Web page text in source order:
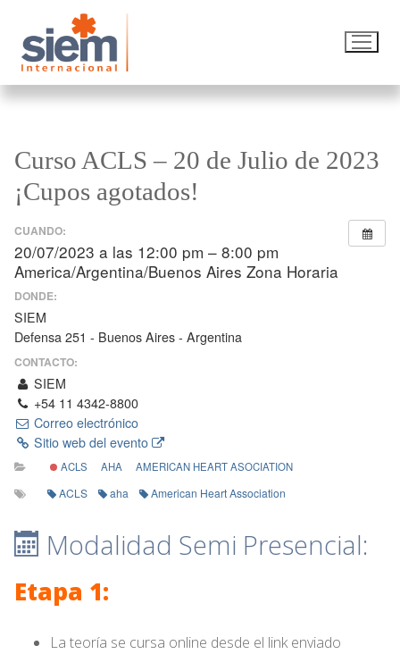
Curso ACLS – 20 de Julio de 2023
¡Cupos agotados!
CUANDO:
20/07/2023 a las 12:00 pm – 8:00 pm
America/Argentina/Buenos Aires Zona Horaria
DONDE:
SIEM
Defensa 251 - Buenos Aires - Argentina
CONTACTO:
SIEM
+54 11 4342-8800
Correo electrónico
Sitio web del evento
ACLS AHA AMERICAN HEART ASOCIATION
ACLS aha American Heart Association
Modalidad Semi Presencial:
Etapa 1:
La teoría se cursa online desde el link enviado